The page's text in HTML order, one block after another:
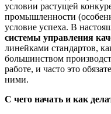
условии растущей
промышленности
условие успеха. В
системы управления
линейками стандартов,
большинством
работе, и часто это
ними.
С чего начать и как